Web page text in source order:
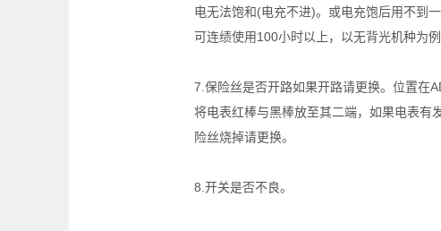
电无法饱和(电充不进)。或电充饱后用不到
可连绩使用100小时以上，以无背光机种为
7.保险丝是否开路如果开路请更换。位置在
将电表红棒与黑棒放至其二端，如果电表有
险丝烧掉请更换。
8.开关是否不良。